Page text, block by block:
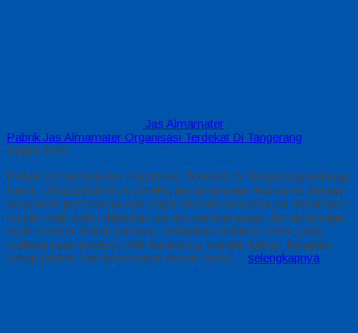
Jas Almamater
Pabrik Jas Almamater Organisasi Terdekat Di Tangerang
4 April 2026
Pabrik Jas Almamater Organisasi Terdekat Di Tangerang Hubungi
Kami : 081222821060 Konveksi jas almamater ekonomis dengan
pelayanan profesional dan cepat Memilih konveksi jas almamater
murah tidak boleh dilakukan secara sembarangan Jas almamater
tidak sekadar atribut kampus, melainkan identitas resmi yang
melekat pada institusi Oleh karena itu, standar bahan, kerapian
setiap jahitan, dan kesesuaian desain harus… selengkapnya